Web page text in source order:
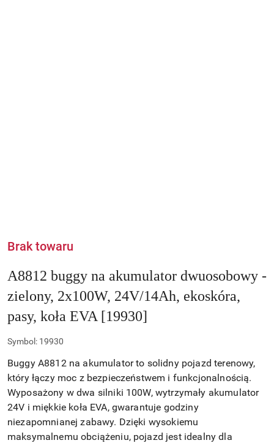
Brak towaru
A8812 buggy na akumulator dwuosobowy -
zielony, 2x100W, 24V/14Ah, ekoskóra,
pasy, koła EVA [19930]
Symbol: 19930
Buggy A8812 na akumulator to solidny pojazd terenowy,
który łączy moc z bezpieczeństwem i funkcjonalnością.
Wyposażony w dwa silniki 100W, wytrzymały akumulator
24V i miękkie koła EVA, gwarantuje godziny
niezapomnianej zabawy. Dzięki wysokiemu
maksymalnemu obciążeniu, pojazd jest idealny dla